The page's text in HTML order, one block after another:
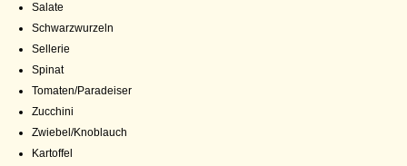
Salate
Schwarzwurzeln
Sellerie
Spinat
Tomaten/Paradeiser
Zucchini
Zwiebel/Knoblauch
Kartoffel